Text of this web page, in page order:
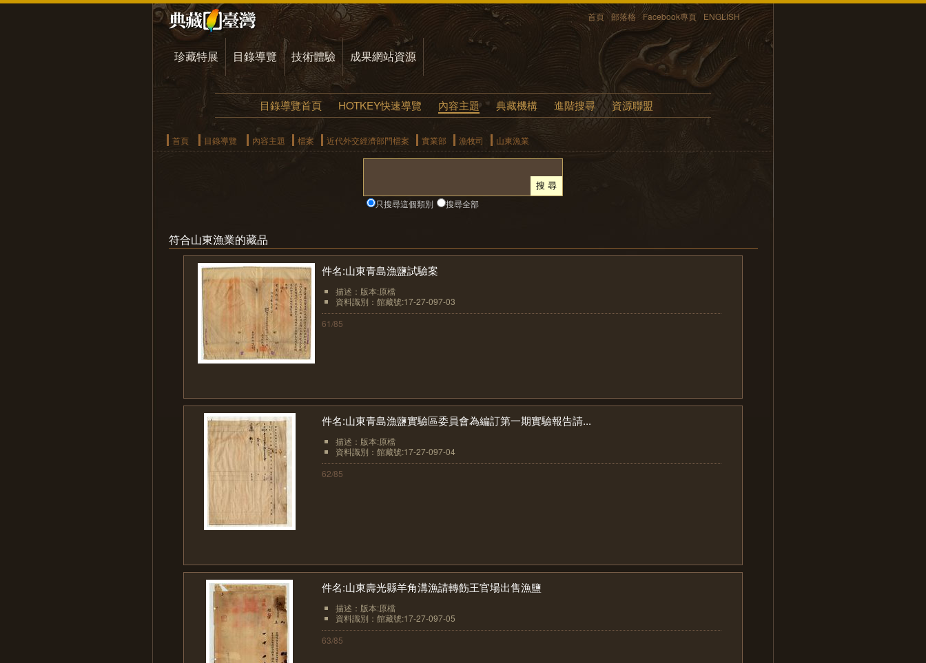
首頁 部落格 Facebook專頁 ENGLISH
珍藏特展 目錄導覽 技術體驗 成果網站資源
目錄導覽首頁 HOTKEY快速導覽 內容主題 典藏機構 進階搜尋 資源聯盟
首頁 目錄導覽 內容主題 檔案 近代外交經濟部門檔案 實業部 漁牧司 山東漁業
只搜尋這個類別 搜尋全部
符合山東漁業的藏品
件名:山東青島漁鹽試驗案
描述：版本:原檔
資料識別：館藏號:17-27-097-03
61/85
件名:山東青島漁鹽實驗區委員會為編訂第一期實驗報告請...
描述：版本:原檔
資料識別：館藏號:17-27-097-04
62/85
件名:山東壽光縣羊角溝漁請轉飭王官場出售漁鹽
描述：版本:原檔
資料識別：館藏號:17-27-097-05
63/85